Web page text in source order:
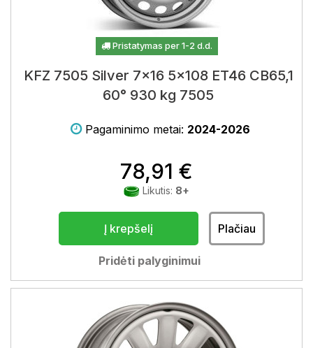
Pristatymas per 1-2 d.d.
KFZ 7505 Silver 7x16 5x108 ET46 CB65,1
60° 930 kg 7505
Pagaminimo metai: 2024-2026
78,91 €
Likutis: 8+
Į krepšelį Plačiau
Pridėti palyginimui